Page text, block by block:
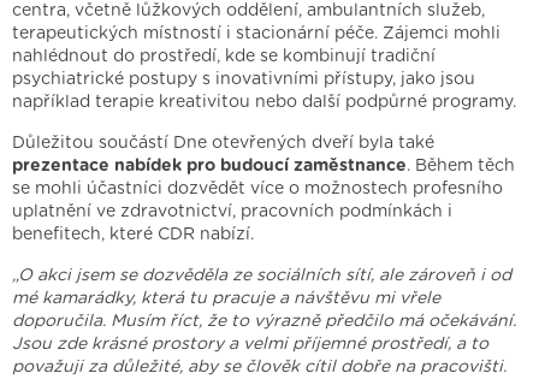
centra, včetně lůžkových oddělení, ambulantních služeb,
terapeutických místností i stacionární péče. Zájemci mohli
nahlédnout do prostředí, kde se kombinují tradiční
psychiatrické postupy s inovativními přístupy, jako jsou
například terapie kreativitou nebo další podpůrné programy.
Důležitou součástí Dne otevřených dveří byla také
prezentace nabídek pro budoucí zaměstnance. Během těch
se mohli účastníci dozvědět více o možnostech profesního
uplatnění ve zdravotnictví, pracovních podmínkách i
benefitech, které CDR nabízí.
„O akci jsem se dozvěděla ze sociálních sítí, ale zároveň i od
mé kamarádky, která tu pracuje a návštěvu mi vřele
doporučila. Musím říct, že to výrazně předčilo má očekávání.
Jsou zde krásné prostory a velmi příjemné prostředí, a to
považuji za důležité, aby se člověk cítil dobře na pracovišti.